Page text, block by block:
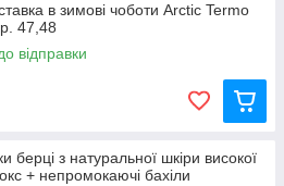
в зимові чоботи Arctic Termo
47,48
відправки
берці з натуральної шкіри високої
+ непромокаючі бахіли